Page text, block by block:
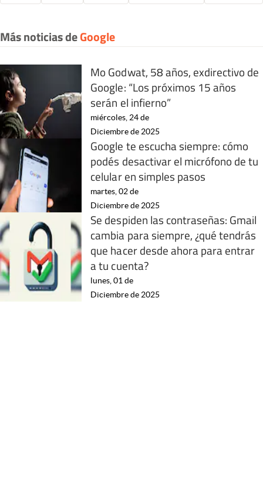
Más noticias deGoogle
Mo Godwat, 58 años, exdirectivo de
Google: “Los próximos 15 años
serán el infierno”
miércoles, 24 de
Diciembre de 2025
Google te escucha siempre: cómo
podés desactivar el micrófono de tu
celular en simples pasos
martes, 02 de
Diciembre de 2025
Se despiden las contraseñas: Gmail
cambia para siempre, ¿qué tendrás
que hacer desde ahora para entrar
a tu cuenta?
lunes, 01 de
Diciembre de 2025